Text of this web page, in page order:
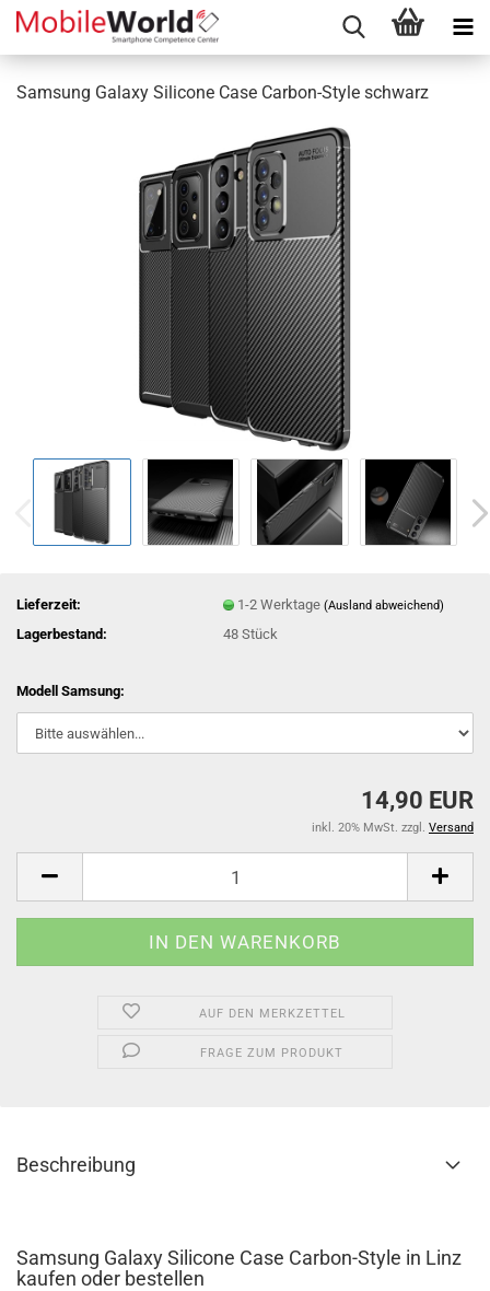
Samsung Galaxy Silicone Case Carbon-Style schwarz
Lieferzeit: 1-2 Werktage(Ausland abweichend)
Lagerbestand: 48Stück
Modell Samsung:
14,90 EUR
inkl. 20% MwSt. zzgl. Versand
AUF DEN MERKZETTEL
FRAGE ZUM PRODUKT
Beschreibung
Samsung Galaxy Silicone Case Carbon-Style in Linz
kaufen oder bestellen